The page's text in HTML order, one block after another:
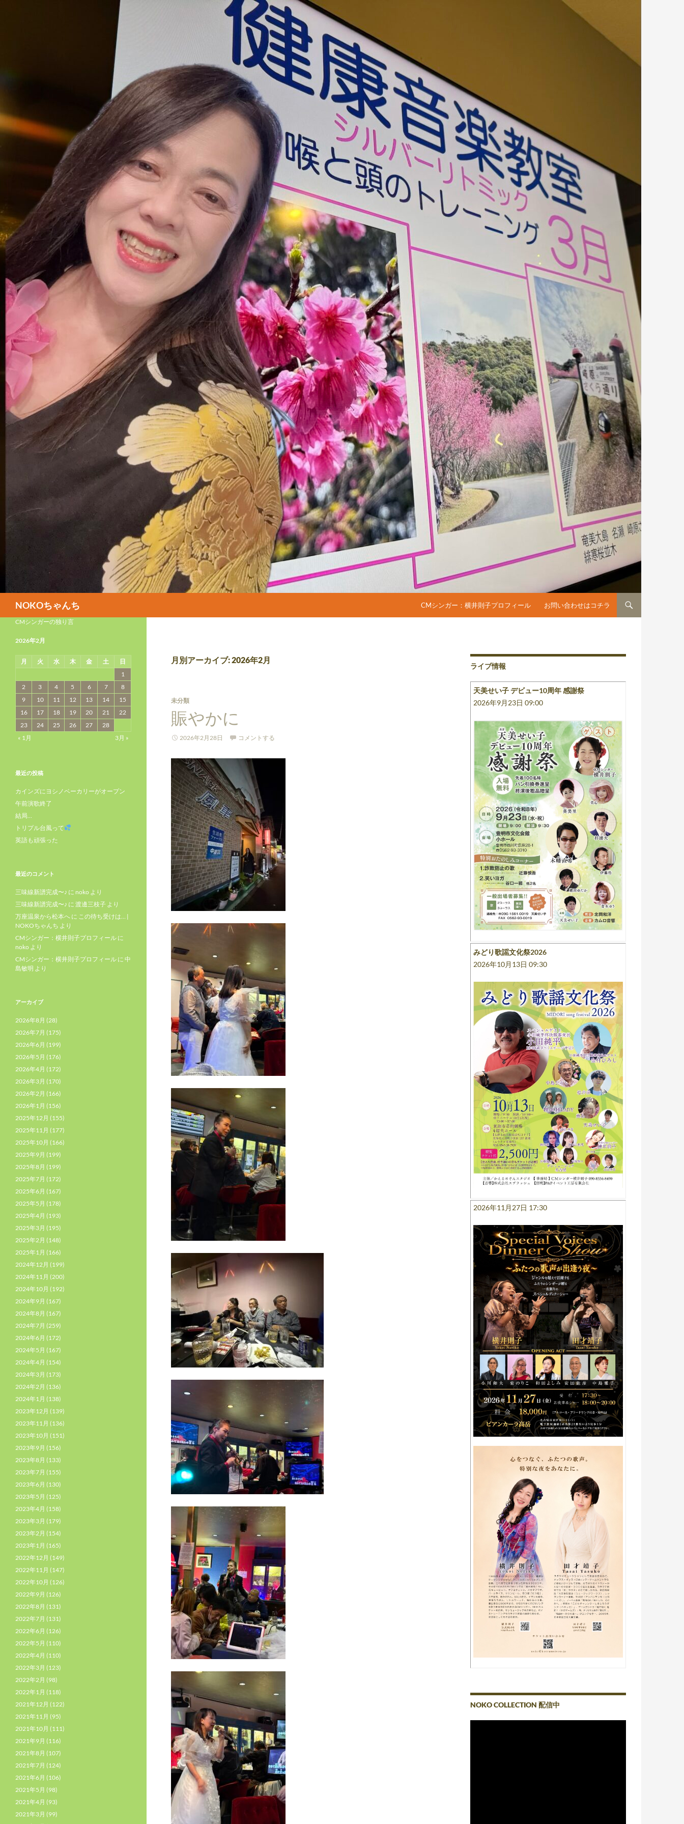
NOKOちゃんち
CMシンガー：横井則子プロフィール
お問い合わせはコチラ
月別アーカイブ: 2026年2月
未分類
賑やかに
2026年2月28日 コメントする
ライブ情報
天美せい子 デビュー10周年 感謝祭
2026年9月23日 09:00
みどり歌謡文化祭2026
2026年10月13日 09:30
2026年11月27日 17:30
NOKO COLLECTION 配信中
CMシンガーの独り言
2026年2月
月 火 水 木 金 土
日
1
2
3 4 5 6 7
8
9
10 11 12 13 14
15
16
17 18 19 20 21
22
23
24 25 26 27
28
« 1月
3月 »
最近の投稿
カインズにヨシノベーカリーがオープン
午前演歌終了
結局…
トリプル台風って
英語も頑張った
最近のコメント
三味線新譜完成〜♪ に noko より
三味線新譜完成〜♪ に 渡邊三枝子 より
万座温泉から松本へ に この待ち受けは… |
NOKOちゃんち より
CMシンガー：横井則子プロフィール に
noko より
CMシンガー：横井則子プロフィール に 中
島敏明 より
アーカイブ
2026年8月 (28)
2026年7月 (175)
2026年6月 (199)
2026年5月 (176)
2026年4月 (172)
2026年3月 (170)
2026年2月 (166)
2026年1月 (156)
2025年12月 (155)
2025年11月 (177)
2025年10月 (166)
2025年9月 (199)
2025年8月 (199)
2025年7月 (172)
2025年6月 (167)
2025年5月 (178)
2025年4月 (193)
2025年3月 (195)
2025年2月 (148)
2025年1月 (166)
2024年12月 (199)
2024年11月 (200)
2024年10月 (192)
2024年9月 (167)
2024年8月 (167)
2024年7月 (259)
2024年6月 (172)
2024年5月 (167)
2024年4月 (154)
2024年3月 (173)
2024年2月 (136)
2024年1月 (138)
2023年12月 (139)
2023年11月 (136)
2023年10月 (151)
2023年9月 (156)
2023年8月 (133)
2023年7月 (155)
2023年6月 (130)
2023年5月 (125)
2023年4月 (158)
2023年3月 (179)
2023年2月 (154)
2023年1月 (165)
2022年12月 (149)
2022年11月 (147)
2022年10月 (126)
2022年9月 (126)
2022年8月 (131)
2022年7月 (131)
2022年6月 (126)
2022年5月 (110)
2022年4月 (110)
2022年3月 (123)
2022年2月 (98)
2022年1月 (118)
2021年12月 (122)
2021年11月 (95)
2021年10月 (111)
2021年9月 (116)
2021年8月 (107)
2021年7月 (124)
2021年6月 (106)
2021年5月 (98)
2021年4月 (93)
2021年3月 (99)